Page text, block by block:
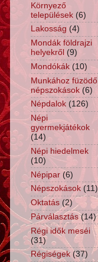
Környező
települések (6)
Lakosság (4)
Mondák földrajzi
helyekről (9)
Mondókák (10)
Munkához füzödő
népszokások (6)
Népdalok (126)
Népi
gyermekjátékok
(14)
Népi hiedelmek
(10)
Népipar (6)
Népszokások (11)
Oktatás (2)
Párválasztás (14)
Régi idők meséi
(31)
Régiségek (37)